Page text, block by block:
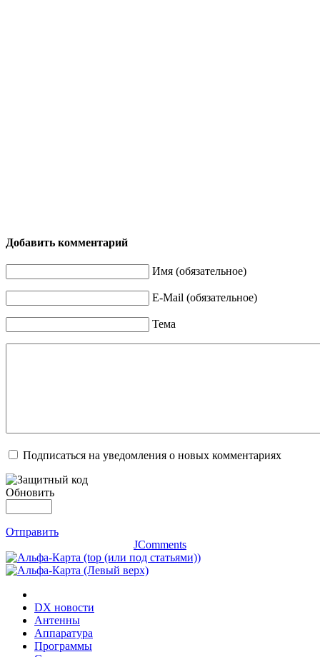
Добавить комментарий
Имя (обязательное)
E-Mail (обязательное)
Тема
Подписаться на уведомления о новых комментариях
Обновить
Отправить
JComments
DX новости
Антенны
Аппаратура
Программы